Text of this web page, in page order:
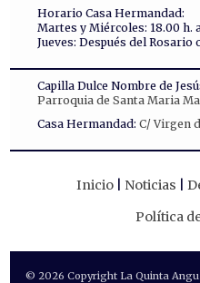
Horario Casa Hermandad:
Martes y Miércoles: 18.00 h.
Jueves: Después del Rosario
Capilla Dulce Nombre de
Parroquia de Santa Maria
Casa Hermandad: C/ Virgen
Inicio Noticias
Política
© 2026 Copyright La Quinta